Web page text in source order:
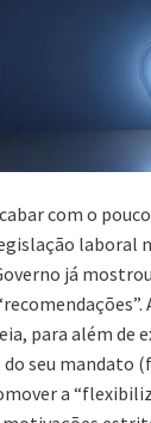
com o
laboral
já
para além de
seu mandato
a